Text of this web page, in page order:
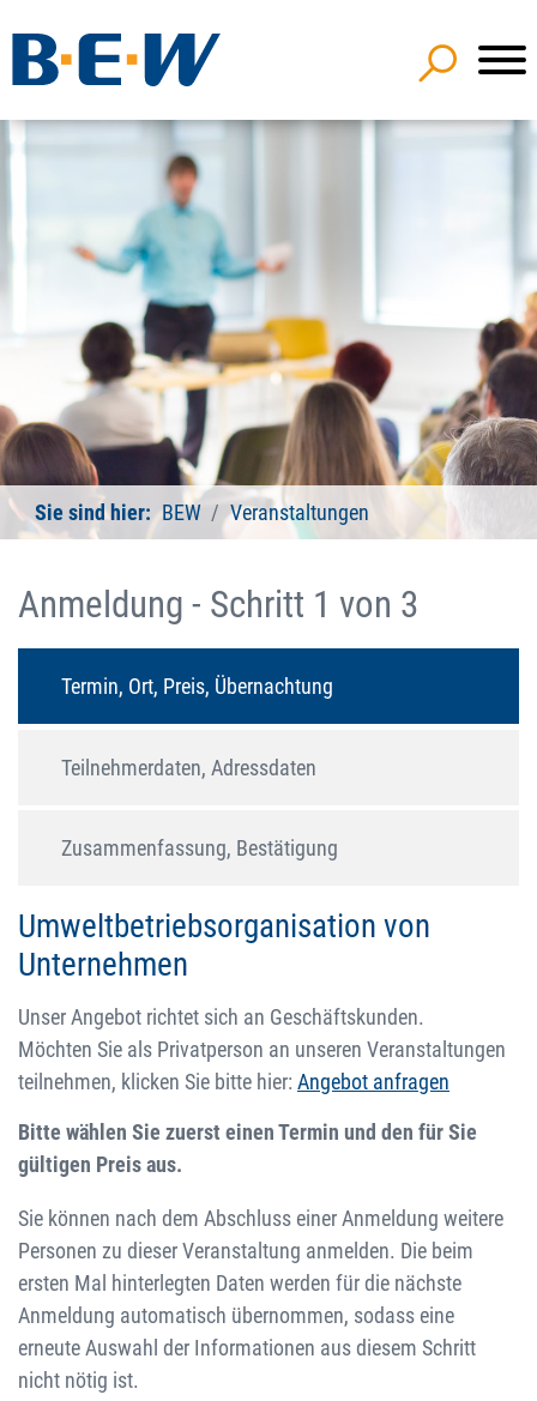
Sie sind hier: BEW Veranstaltungen
Anmeldung - Schritt 1 von 3
Termin, Ort, Preis, Übernachtung
Teilnehmerdaten, Adressdaten
Zusammenfassung, Bestätigung
Umweltbetriebsorganisation von
Unternehmen
Unser Angebot richtet sich an Geschäftskunden.
Möchten Sie als Privatperson an unseren Veranstaltungen
teilnehmen, klicken Sie bitte hier: Angebot anfragen
Bitte wählen Sie zuerst einen Termin und den für Sie
gültigen Preis aus.
Sie können nach dem Abschluss einer Anmeldung weitere
Personen zu dieser Veranstaltung anmelden. Die beim
ersten Mal hinterlegten Daten werden für die nächste
Anmeldung automatisch übernommen, sodass eine
erneute Auswahl der Informationen aus diesem Schritt
nicht nötig ist.